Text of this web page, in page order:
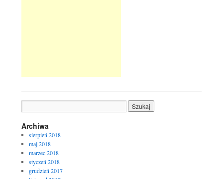
Archiwa
sierpień 2018
maj 2018
marzec 2018
styczeń 2018
grudzień 2017